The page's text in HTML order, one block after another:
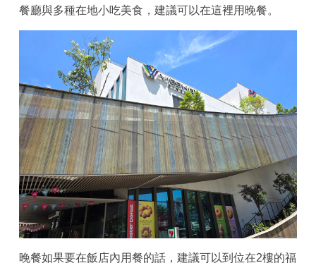
餐廳與多種在地小吃美食，建議可以在這裡用晚餐。
晚餐如果要在飯店內用餐的話，建議可以到位在2樓的福